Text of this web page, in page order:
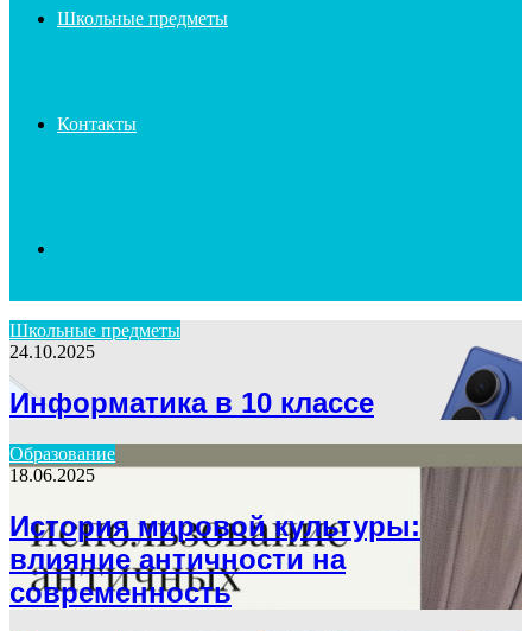
Школьные предметы
Контакты
for
Школьные предметы
24.10.2025
Информатика в 10 классе
Образование
18.06.2025
История мировой культуры:
влияние античности на
современность